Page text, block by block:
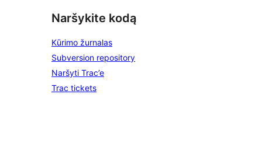
Naršykite kodą
Kūrimo žurnalas
Subversion repository
Naršyti Trac’e
Trac tickets